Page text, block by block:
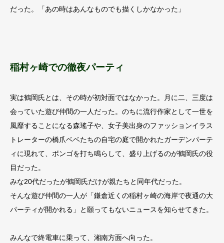
だった。「あの時はあんなものでも描くしかなかった」
稲村ヶ崎での徹夜パーティ
実は鶴岡氏とは、その時が初対面ではなかった。月に二、三度は
会っていた遊び仲間の一人だった。のちに流行作家として一世を
風靡することになる森瑤子や、女子美出身のファッションイラス
トレーターの橋爪ベベたちの自宅の庭で開かれたガーデンパーテ
ィに現れて、ボンゴを打ち鳴らして、盛り上げるのが鶴岡氏の役
目だった。
みな20代だったが鶴岡氏だけが親たちと同年代だった。
そんな遊び仲間の一人が「鎌倉近くの稲村ヶ崎の海岸で夜通の大
パーティが開かれる」と願ってもないニュースを知らせてきた。
みんなで終電車に乗って、湘南方面へ向った。